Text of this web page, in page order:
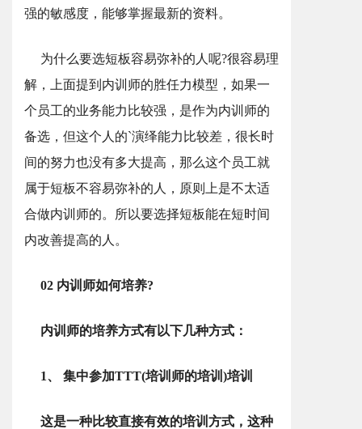
强的敏感度，能够掌握最新的资料。
为什么要选短板容易弥补的人呢?很容易理
解，上面提到内训师的胜任力模型，如果一
个员工的业务能力比较强，是作为内训师的
备选，但这个人的`演绎能力比较差，很长时
间的努力也没有多大提高，那么这个员工就
属于短板不容易弥补的人，原则上是不太适
合做内训师的。所以要选择短板能在短时间
内改善提高的人。
02 内训师如何培养?
内训师的培养方式有以下几种方式：
1、 集中参加TTT(培训师的培训)培训
这是一种比较直接有效的培训方式，这种